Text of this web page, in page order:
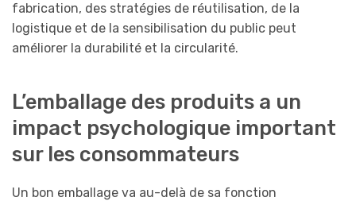
fabrication, des stratégies de réutilisation, de la
logistique et de la sensibilisation du public peut
améliorer la durabilité et la circularité.
L’emballage des produits a un
impact psychologique important
sur les consommateurs
Un bon emballage va au-delà de sa fonction